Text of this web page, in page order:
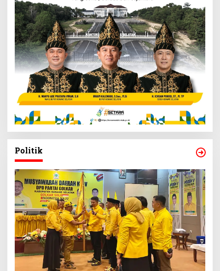
Politik